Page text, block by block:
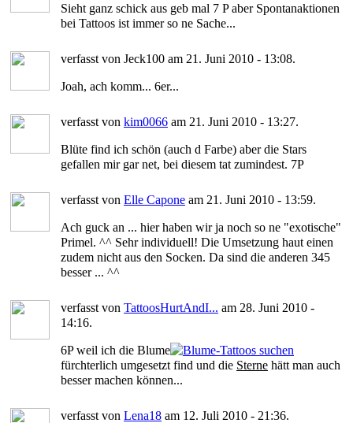
Sieht ganz schick aus geb mal 7 P aber Spontanaktionen
bei Tattoos ist immer so ne Sache...
verfasst von Jeck100 am 21. Juni 2010 - 13:08.
Joah, ach komm... 6er...
verfasst von kim0066 am 21. Juni 2010 - 13:27.
Blüte find ich schön (auch d Farbe) aber die Stars
gefallen mir gar net, bei diesem tat zumindest. 7P
verfasst von Elle Capone am 21. Juni 2010 - 13:59.
Ach guck an ... hier haben wir ja noch so ne "exotische"
Primel. ^^ Sehr individuell! Die Umsetzung haut einen
zudem nicht aus den Socken. Da sind die anderen 345
besser ... ^^
verfasst von TattoosHurtAndI... am 28. Juni 2010 -
14:16.
6P weil ich die Blume
fürchterlich umgesetzt find und die Sterne hätt man auch
besser machen können...
verfasst von Lena18 am 12. Juli 2010 - 21:36.